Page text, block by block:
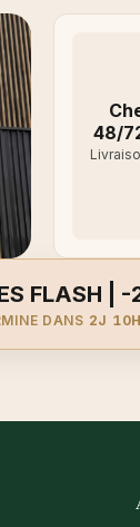
48/
FLASH | -
DANS 2J